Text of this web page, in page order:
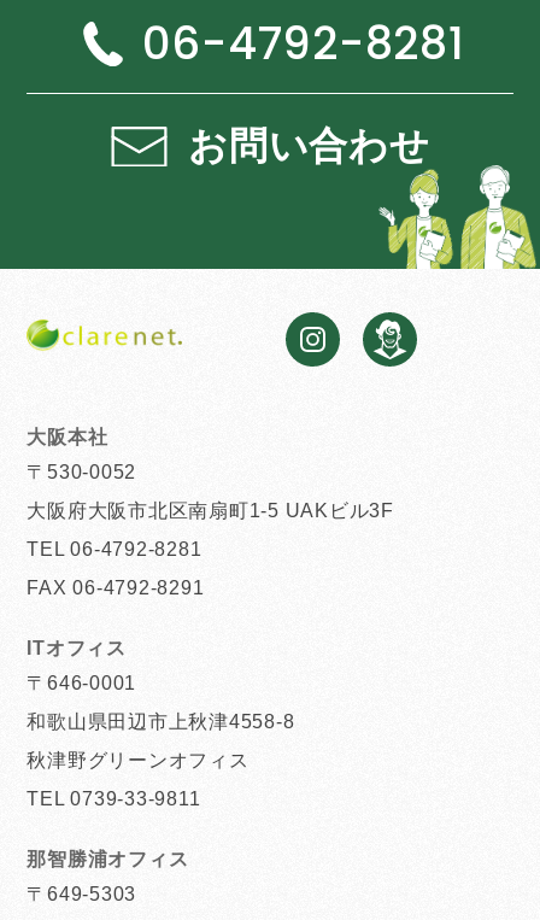
06-4792-8281
お問い合わせ
大阪本社
〒530-0052
大阪府大阪市北区南扇町1-5 UAKビル3F
TEL 06-4792-8281
FAX 06-4792-8291
ITオフィス
〒646-0001
和歌山県田辺市上秋津4558-8
秋津野グリーンオフィス
TEL 0739-33-9811
那智勝浦オフィス
〒649-5303